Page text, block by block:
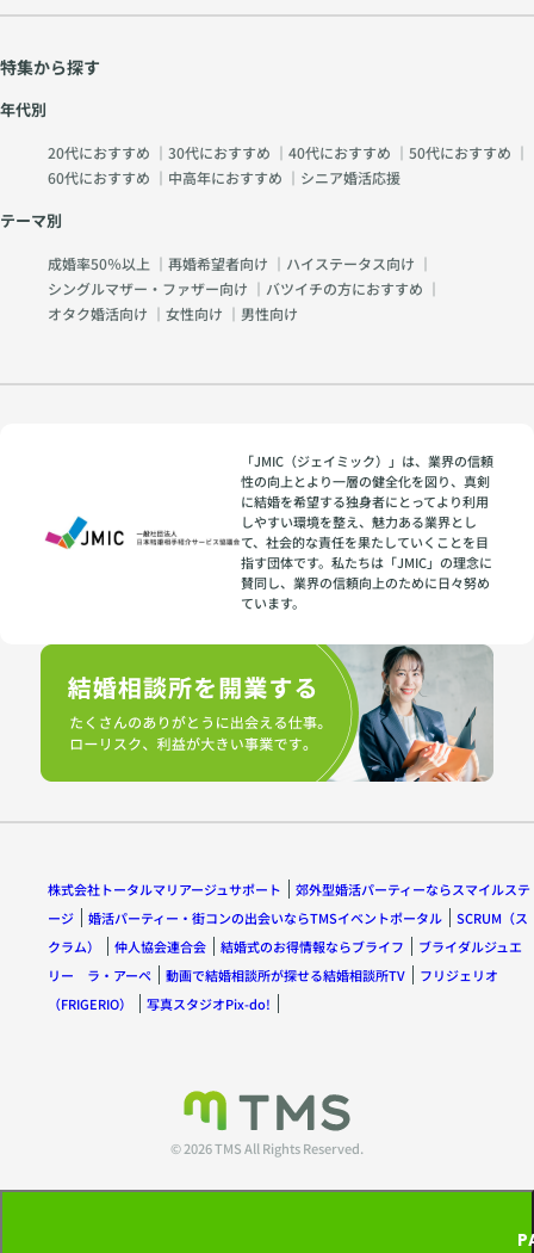
特集から探す
年代別
20代におすすめ ｜ 30代におすすめ ｜ 40代におすすめ ｜ 50代におすすめ ｜
60代におすすめ ｜ 中高年におすすめ ｜ シニア婚活応援
テーマ別
成婚率50％以上 ｜ 再婚希望者向け ｜ ハイステータス向け ｜
シングルマザー・ファザー向け ｜ バツイチの方におすすめ ｜
オタク婚活向け ｜ 女性向け ｜ 男性向け
「JMIC（ジェイミック）」は、業界の信頼
性の向上とより一層の健全化を図り、真剣
に結婚を希望する独身者にとってより利用
しやすい環境を整え、魅力ある業界とし
て、社会的な責任を果たしていくことを目
指す団体です。私たちは「JMIC」の理念に
賛同し、業界の信頼向上のために日々努め
ています。
株式会社トータルマリアージュサポート
郊外型婚活パーティーならスマイルステ
ージ
婚活パーティー・街コンの出会いならTMSイベントポータル
SCRUM（ス
クラム）
仲人協会連合会 結婚式のお得情報ならブライフ
ブライダルジュエ
リー ラ・アーペ
動画で結婚相談所が探せる結婚相談所TV
フリジェリオ
（FRIGERIO）
写真スタジオPix-do!
© 2026 TMS All Rights Reserved.